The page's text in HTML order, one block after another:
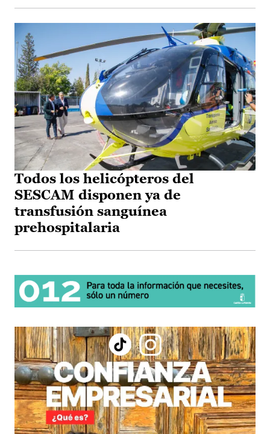
Todos los helicópteros del
SESCAM disponen ya de
transfusión sanguínea
prehospitalaria